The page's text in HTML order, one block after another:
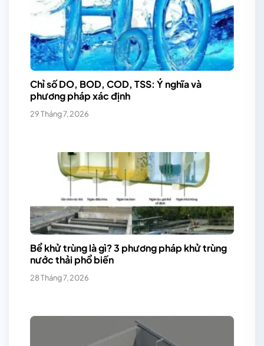
Chỉ số DO, BOD, COD, TSS: Ý nghĩa và
phương pháp xác định
29 Tháng 7, 2026
Bể khử trùng là gì? 3 phương pháp khử trùng
nước thải phổ biến
28 Tháng 7, 2026